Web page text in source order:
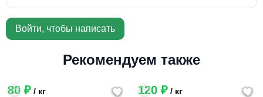
Войти, чтобы написать
Рекомендуем также
80 ₽ / кг 120 ₽/ кг